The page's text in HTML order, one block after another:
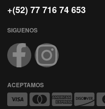
+(52) 77 716 74 653
SIGUENOS
ACEPTAMOS